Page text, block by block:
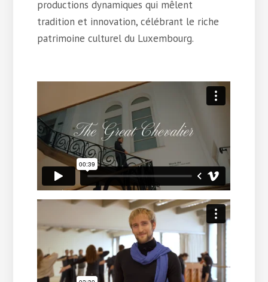
productions dynamiques qui mêlent
tradition et innovation, célébrant le riche
patrimoine culturel du Luxembourg.